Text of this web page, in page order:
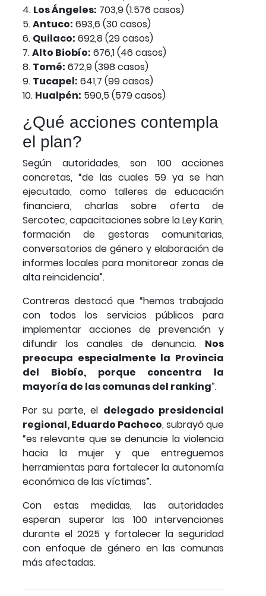
4. Los Ángeles: 703,9 (1.576 casos)
5.Antuco: 693,6 (30 casos)
6. Quilaco: 692,8 (29 casos)
7.Alto Biobío: 676,1 (46 casos)
8. Tomé: 672,9 (398 casos)
9. Tucapel: 641,7 (99 casos)
10. Hualpén: 590,5 (579 casos)
¿Qué acciones contempla
el plan?
Según autoridades, son 100 acciones
concretas, “de las cuales 59 ya se han
ejecutado, como talleres de educación
financiera, charlas sobre oferta de
Sercotec, capacitaciones sobre la Ley Karin,
formación de gestoras comunitarias,
conversatorios de género y elaboración de
informes locales para monitorear zonas de
alta reincidencia”.
Contreras destacó que “hemos trabajado
con todos los servicios públicos para
implementar acciones de prevención y
difundir los canales de denuncia. Nos
preocupa especialmente la Provincia
del Biobío, porque concentra la
mayoría de las comunas del ranking”.
Por su parte, el delegado presidencial
regional, Eduardo Pacheco, subrayó que
“es relevante que se denuncie la violencia
hacia la mujer y que entreguemos
herramientas para fortalecer la autonomía
económica de las víctimas”.
Con estas medidas, las autoridades
esperan superar las 100 intervenciones
durante el 2025 y fortalecer la seguridad
con enfoque de género en las comunas
más afectadas.